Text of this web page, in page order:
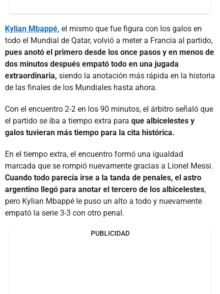
Kylian Mbappé, el mismo que fue figura con los galos en
todo el Mundial de Qatar, volvió a meter a Francia al partido,
pues anotó el primero desde los once pasos y en menos de
dos minutos después empató todo en una jugada
extraordinaria, siendo la anotación más rápida en la historia
de las finales de los Mundiales hasta ahora.
Con el encuentro 2-2 en los 90 minutos, el árbitro señaló que
el partido se iba a tiempo extra para que albicelestes y
galos tuvieran más tiempo para la cita histórica.
En el tiempo extra, el encuentro formó una igualdad
marcada que se rompió nuevamente gracias a Lionel Messi.
Cuando todo parecía irse a la tanda de penales, el astro
argentino llegó para anotar el tercero de los albicelestes,
pero Kylian Mbappé le puso un alto a todo y nuevamente
empató la serie 3-3 con otro penal.
PUBLICIDAD